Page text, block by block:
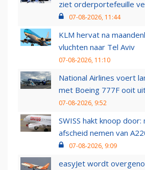
ziet orderportefeuille
07-08-2026, 11:44
KLM hervat na
vluchten naar Tel Aviv
07-08-2026, 11:10
National Airlines voert
met Boeing 777F ooit
07-08-2026, 9:52
SWISS hakt knoop
afscheid nemen van
07-08-2026, 9:09
easyJet wordt